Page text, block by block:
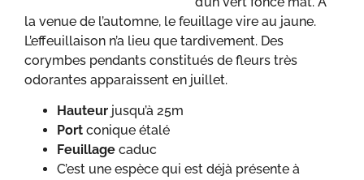
la venue de l’automne, le feuillage vire au jaune.
L’effeuillaison n’a lieu que tardivement. Des
corymbes pendants constitués de fleurs très
odorantes apparaissent en juillet.
Hauteur jusqu’à 25m
Port conique étalé
Feuillage caduc
C’est une espèce qui est déjà présente à